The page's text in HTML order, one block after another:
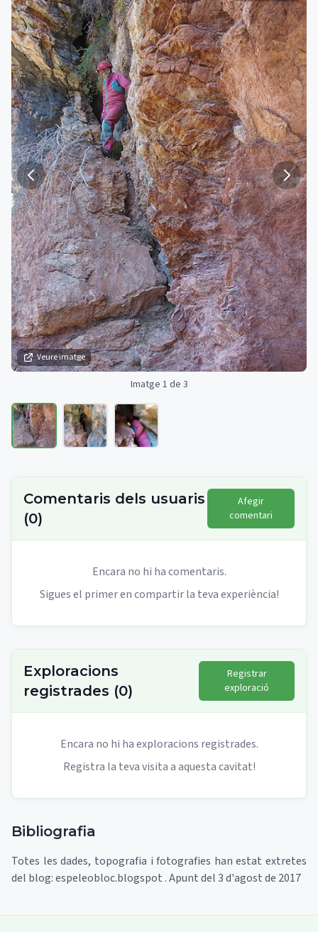
Veure imatge
Imatge 1 de 3
Comentaris dels usuaris
(0)
Afegir
comentari
Encara no hi ha comentaris.
Sigues el primer en compartir la teva experiència!
Exploracions
registrades (0)
Registrar
exploració
Encara no hi ha exploracions registrades.
Registra la teva visita a aquesta cavitat!
Bibliografia
Totes les dades, topografia i fotografies han estat extretes
del blog: espeleobloc.blogspot . Apunt del 3 d'agost de 2017